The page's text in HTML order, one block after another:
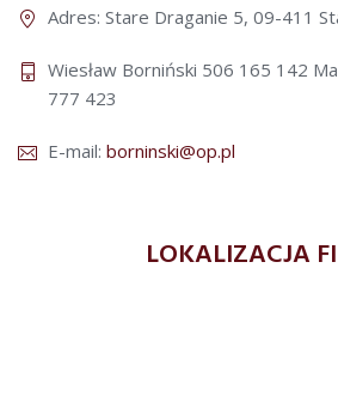
Adres: Stare Draganie 5, 09-411
Wiesław Borniński 506 165 142
777 423
E-mail: borninski@op.pl
LOKALIZACJA